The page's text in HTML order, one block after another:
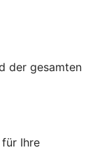
der gesamten
Ihre